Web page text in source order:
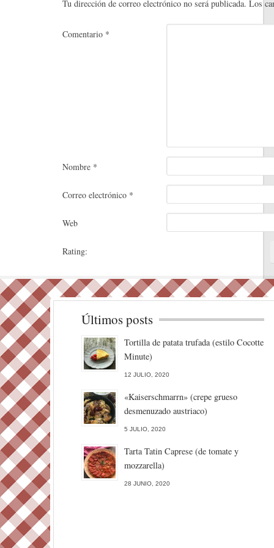
r
Tu dirección de correo electrónico no será publicada. Los
Comentario *
Nombre *
Correo electrónico *
Web
Rating:
Últimos posts
Tortilla de patata trufada (estilo Cocotte
Minute)
12 JULIO, 2020
«Kaiserschmarrn» (crepe grueso
desmenuzado austriaco)
5 JULIO, 2020
Tarta Tatin Caprese (de tomate y
mozzarella)
28 JUNIO, 2020